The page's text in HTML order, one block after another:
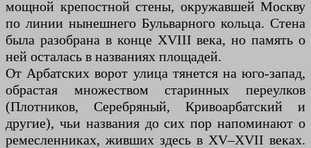
мощной крепостной стены, окружавшей Москву
по линии нынешнего Бульварного кольца. Стена
была разобрана в конце XVIII века, но память о
ней осталась в названиях площадей.
От Арбатских ворот улица тянется на юго-запад,
обрастая множеством старинных переулков
(Плотников, Серебряный, Кривоарбатский и
другие), чьи названия до сих пор напоминают о
ремесленниках, живших здесь в XV–XVII веках.